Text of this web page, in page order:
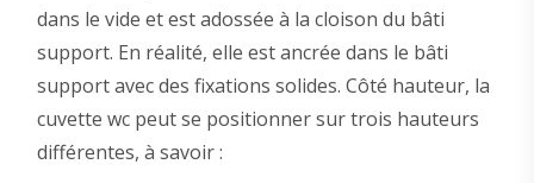
dans le vide et est adossée à la cloison du bâti
support. En réalité, elle est ancrée dans le bâti
support avec des fixations solides. Côté hauteur, la
cuvette wc peut se positionner sur trois hauteurs
différentes, à savoir :